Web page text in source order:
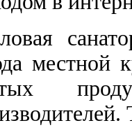
местной